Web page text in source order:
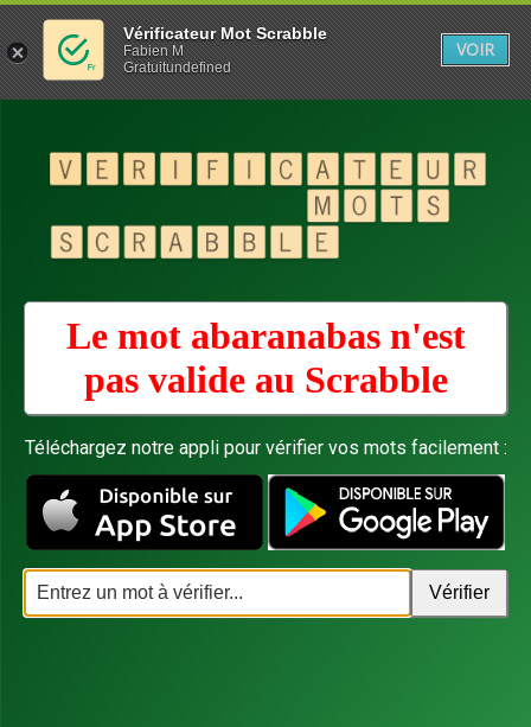
Le mot abaranabas n'est
pas valide au Scrabble
Téléchargez notre appli pour vérifier vos mots facilement :
Vérificateur Mot Scrabble
Fabien M
Gratuitundefined
VOIR